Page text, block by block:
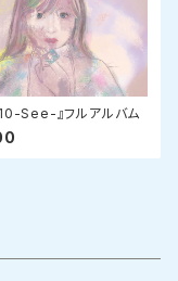
10-See-』フルアルバム